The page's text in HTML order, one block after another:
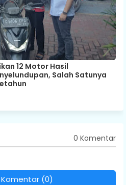
12 Motor Hasil
Salah Satunya
0 Komentar
(0)